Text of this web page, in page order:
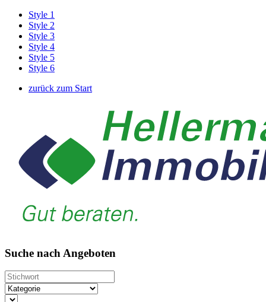
Style 1
Style 2
Style 3
Style 4
Style 5
Style 6
zurück zum Start
Suche nach Angeboten